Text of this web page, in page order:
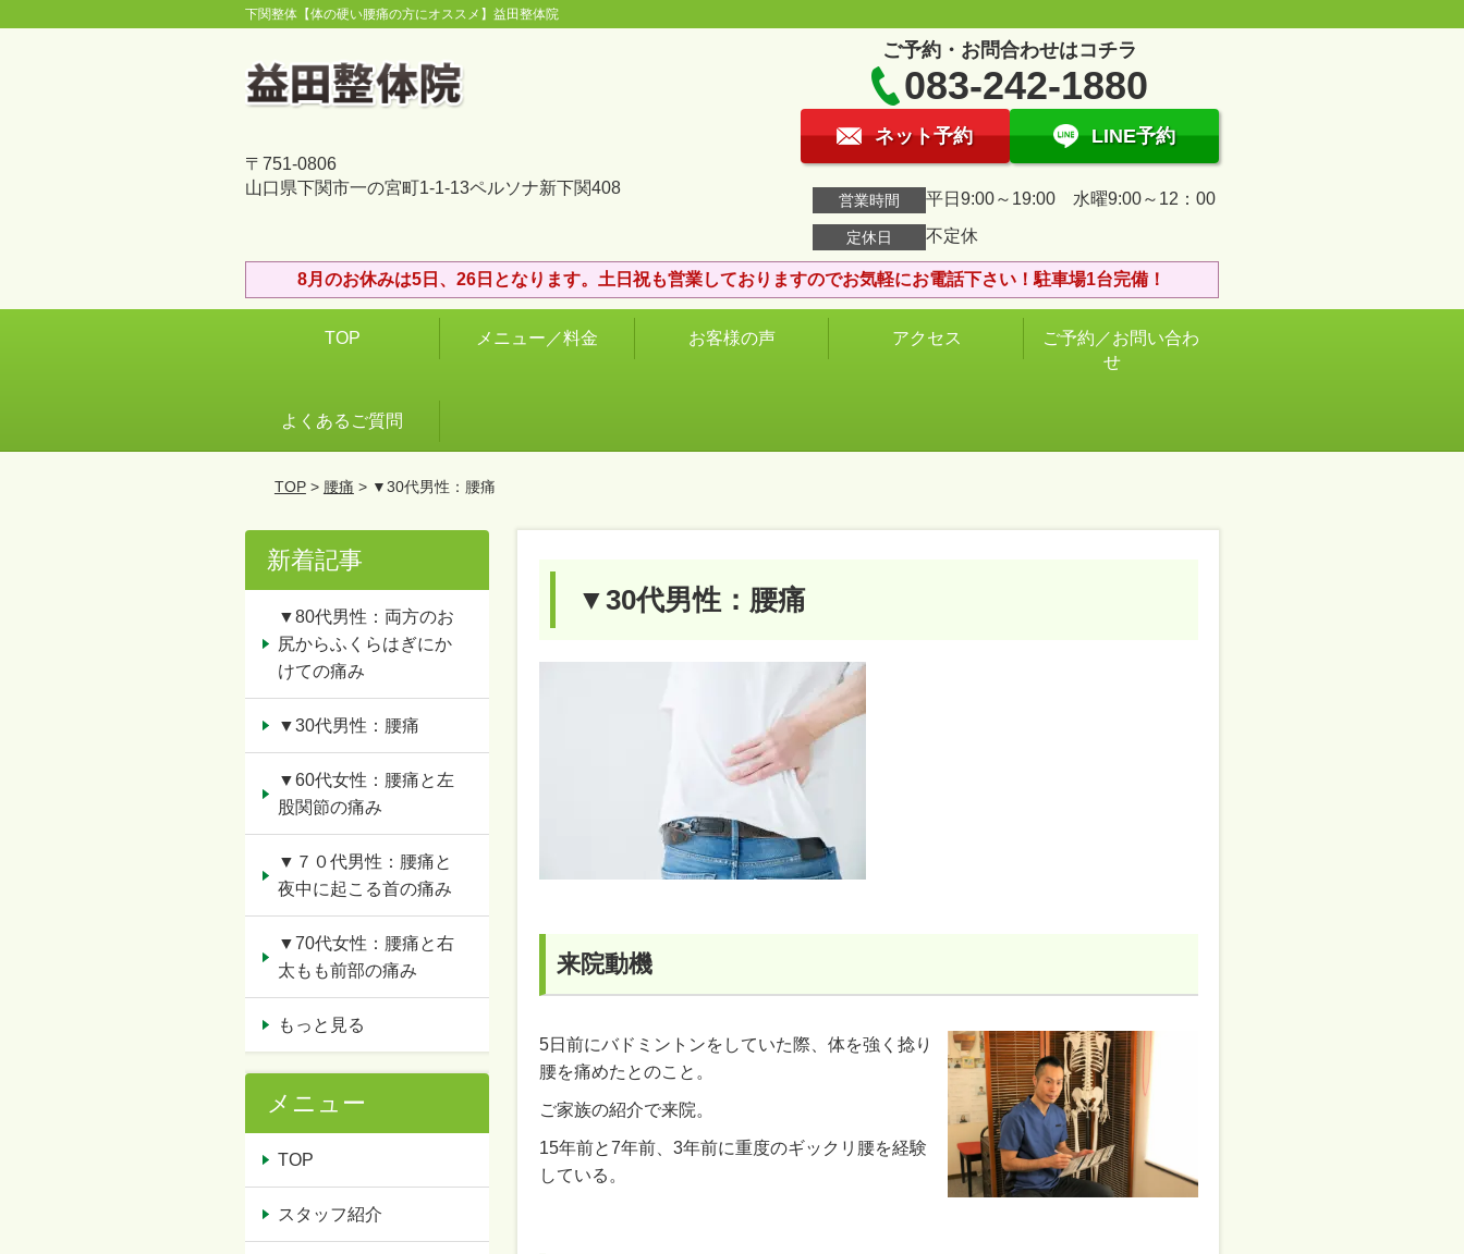
下関整体【体の硬い腰痛の方にオススメ】益田整体院
〒751-0806
山口県下関市一の宮町1-1-13ペルソナ新下関408
ご予約・お問合わせはコチラ
083-242-1880
ネット予約 LINE予約
営業時間 平日9:00～19:00 水曜9:00～12：00
定休日 不定休
8月のお休みは5日、26日となります。土日祝も営業しておりますのでお気軽にお電話下さい！駐車場1台完備！
TOP メニュー／料金 お客様の声 アクセス
ご予約／お問い合わ
せ
よくあるご質問
TOP> 腰痛 > ▼30代男性：腰痛
▼30代男性：腰痛
来院動機
5日前にバドミントンをしていた際、体を強く捻り
腰を痛めたとのこと。
ご家族の紹介で来院。
15年前と7年前、3年前に重度のギックリ腰を経験
している。
新着記事
▼80代男性：両方のお
尻からふくらはぎにか
けての痛み
▼30代男性：腰痛
▼60代女性：腰痛と左
股関節の痛み
▼７０代男性：腰痛と
夜中に起こる首の痛み
▼70代女性：腰痛と右
太もも前部の痛み
もっと見る
メニュー
TOP
スタッフ紹介